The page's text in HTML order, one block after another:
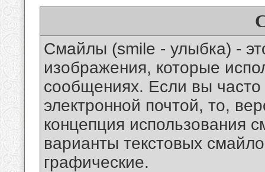
Смайлы (smile - улыбка) -
изображения, которые
сообщениях. Если вы часто
электронной почтой, то,
концепция использования
варианты текстовых
графические.